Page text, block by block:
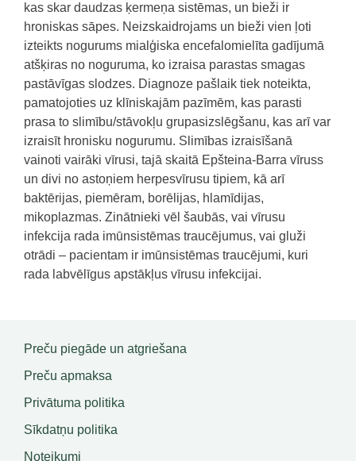
kas skar daudzas ķermeņa sistēmas, un bieži ir
hroniskas sāpes. Neizskaidrojams un bieži vien ļoti
izteikts nogurums mialģiska encefalomielīta gadījumā
atšķiras no noguruma, ko izraisa parastas smagas
pastāvīgas slodzes. Diagnoze pašlaik tiek noteikta,
pamatojoties uz klīniskajām pazīmēm, kas parasti
prasa to slimību/stāvokļu grupasizslēgšanu, kas arī var
izraisīt hronisku nogurumu. Slimības izraisīšanā
vainoti vairāki vīrusi, tajā skaitā Epšteina-Barra vīruss
un divi no astoņiem herpesvīrusu tipiem, kā arī
baktērijas, piemēram, borēlijas, hlamīdijas,
mikoplazmas. Zinātnieki vēl šaubās, vai vīrusu
infekcija rada imūnsistēmas traucējumus, vai gluži
otrādi – pacientam ir imūnsistēmas traucējumi, kuri
rada labvēlīgus apstākļus vīrusu infekcijai.
Preču piegāde un atgriešana
Preču apmaksa
Privātuma politika
Sīkdatņu politika
Noteikumi